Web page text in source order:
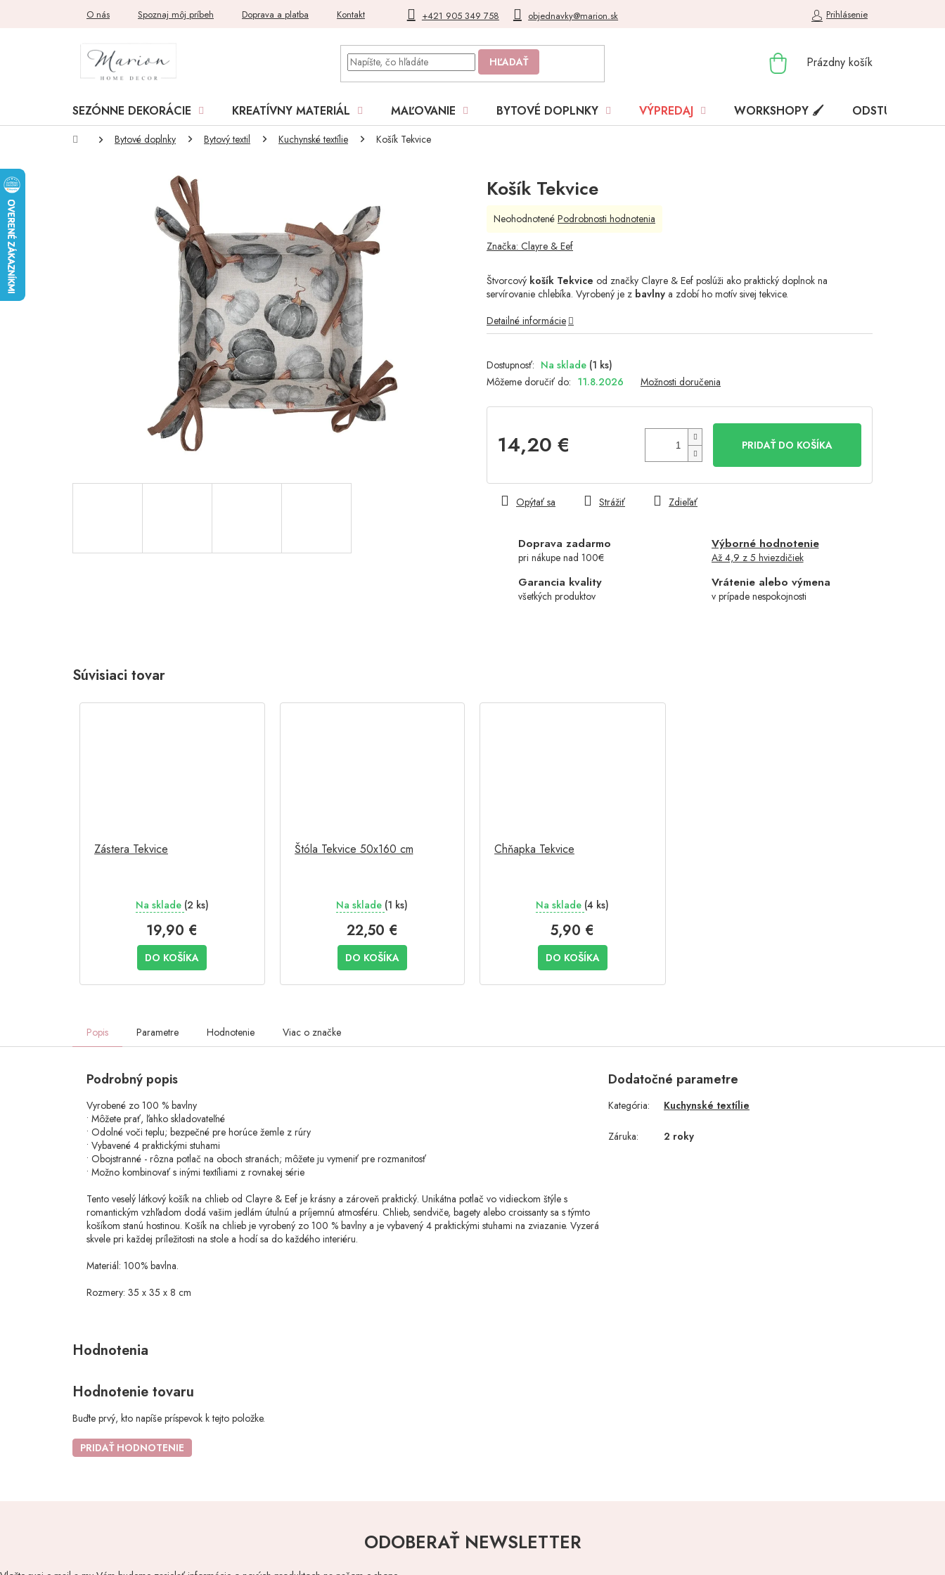
+421 905 349 758 objednavky@marion.sk
O nás Spoznaj môj príbeh Doprava a platba Kontakt Blog Moja objednávka Prihlásenie
HĽADAŤ
NÁKUPNÝ
Prázdny košík
SEZÓNNE DEKORÁCIE KREATÍVNY MATERIÁL MAĽOVANIE BYTOVÉ DOPLNKY VÝPREDAJ WORKSHOPY 🖌️ ODSTÚPENIE
DomovBytové doplnky Bytový textil Kuchynské textílie Košík Tekvice
Košík Tekvice
Na sklade (1 ks)
Môžeme doručiť do: 11.8.2026 Možnosti doručenia
14,20 €
cena:
PRIDAŤ DO KOŠÍKA
Doprava zadarmo
pri nákupe nad 100€
Výborné hodnotenie
Až 4,9 z 5 hviezdičiek
Garancia kvality
všetkých produktov
Vrátenie alebo výmena
v prípade nespokojnosti
Štvorcový košík Tekvice od značky Clayre & Eef poslúži ako praktický doplnok na
servírovanie chlebíka. Vyrobený je z bavlny a zdobí ho motív sivej tekvice.
Detailné informácie
Opýtať sa Strážiť Zdieľať
Priemerné
produktu
z
5
Neohodnotené Podrobnosti hodnotenia
Značka: Clayre & Eef
Súvisiaci tovar
Zástera Tekvice
Na sklade (2 ks)
19,90 €
DO KOŠÍKA
Štóla Tekvice 50x160 cm
Na sklade (1 ks)
22,50 €
DO KOŠÍKA
Chňapka Tekvice
Na sklade (4 ks)
5,90 €
DO KOŠÍKA
Popis Parametre Hodnotenie Viac o značke
Podrobný popis
Vyrobené zo 100 % bavlny
• Môžete prať, ľahko skladovateľné
• Odolné voči teplu; bezpečné pre horúce žemle z rúry
• Vybavené 4 praktickými stuhami
• Obojstranné - rôzna potlač na oboch stranách; môžete ju vymeniť pre rozmanitosť
• Možno kombinovať s inými textíliami z rovnakej série
Tento veselý látkový košík na chlieb od Clayre & Eef je krásny a zároveň praktický. Unikátna potlač vo vidieckom štýle s
romantickým vzhľadom dodá vašim jedlám útulnú a príjemnú atmosféru. Chlieb, sendviče, bagety alebo croissanty sa s týmto
košíkom stanú hostinou. Košík na chlieb je vyrobený zo 100 % bavlny a je vybavený 4 praktickými stuhami na zviazanie. Vyzerá
skvele pri každej príležitosti na stole a hodí sa do každého interiéru.
Materiál: 100% bavlna.
Rozmery: 35 x 35 x 8 cm
Dodatočné parametre
Kategória: Kuchynské textílie
Záruka: 2 roky
Hodnotenie tovaru
Buďte prvý, kto napíše príspevok k tejto položke.
PRIDAŤ HODNOTENIE
ODOBERAŤ NEWSLETTER